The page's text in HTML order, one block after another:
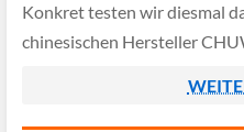
Konkret testen wir diesmal
chinesischen Hersteller